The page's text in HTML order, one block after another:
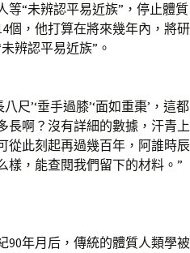
等“未辨認平易近族”，停止體質
個，他打算在將來幾年內，將研
辨認平易近族”。
’‘垂手過膝’‘面如重棗’，這都
長啊？沒有詳細的數據，汗青上
從此刻起再過幾百年，阿誰時辰
樣，能查閱我們留下的材料。”
年月后，傳統的體質人類學被